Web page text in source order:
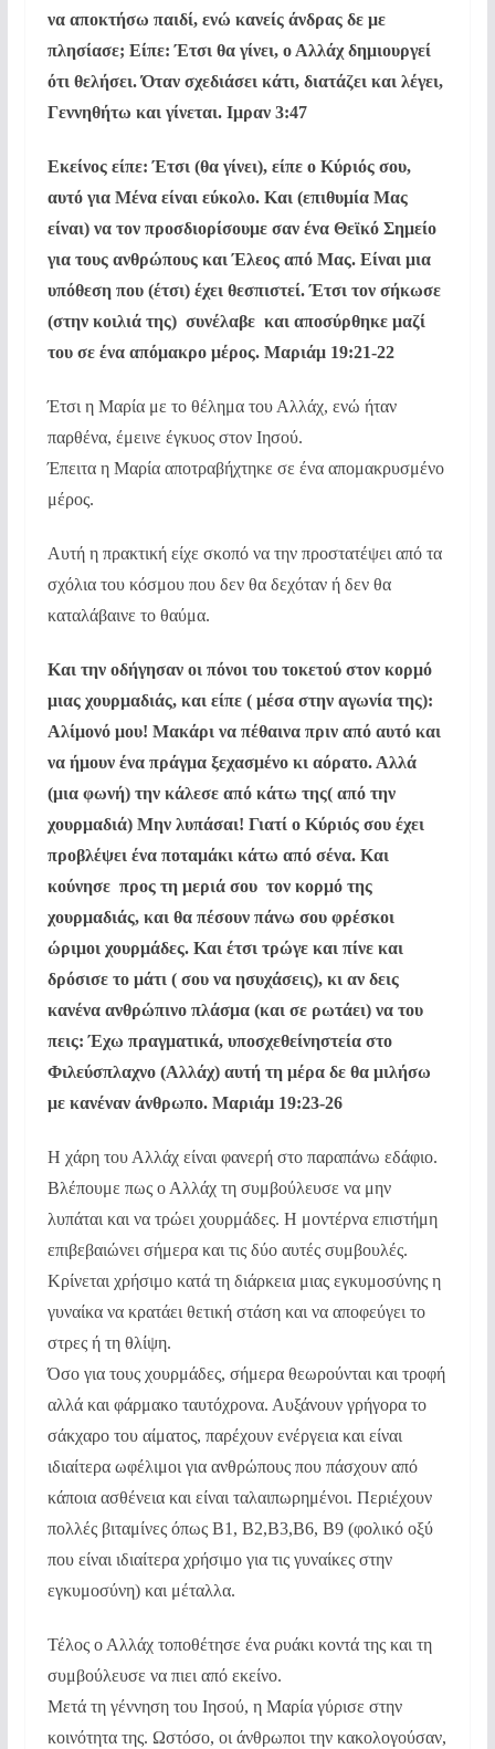
να αποκτήσω παιδί, ενώ κανείς άνδρας δε με
πλησίασε; Είπε: Έτσι θα γίνει, ο Αλλάχ δημιουργεί
ότι θελήσει. Όταν σχεδιάσει κάτι, διατάζει και λέγει,
Γεννηθήτω και γίνεται. Ιμραν 3:47
Εκείνος είπε: Έτσι (θα γίνει), είπε ο Κύριός σου,
αυτό για Μένα είναι εύκολο. Και (επιθυμία Μας
είναι) να τον προσδιορίσουμε σαν ένα Θεϊκό Σημείο
για τους ανθρώπους και Έλεος από Μας. Είναι μια
υπόθεση που (έτσι) έχει θεσπιστεί. Έτσι τον σήκωσε
(στην κοιλιά της)  συνέλαβε  και αποσύρθηκε μαζί
του σε ένα απόμακρο μέρος. Μαριάμ 19:21-22
Έτσι η Μαρία με το θέλημα του Αλλάχ, ενώ ήταν
παρθένα, έμεινε έγκυος στον Ιησού.
Έπειτα η Μαρία αποτραβήχτηκε σε ένα απομακρυσμένο
μέρος.
Αυτή η πρακτική είχε σκοπό να την προστατέψει από τα
σχόλια του κόσμου που δεν θα δεχόταν ή δεν θα
καταλάβαινε το θαύμα.
Και την οδήγησαν οι πόνοι του τοκετού στον κορμό
μιας χουρμαδιάς, και είπε ( μέσα στην αγωνία της):
Αλίμονό μου! Μακάρι να πέθαινα πριν από αυτό και
να ήμουν ένα πράγμα ξεχασμένο κι αόρατο. Αλλά
(μια φωνή) την κάλεσε από κάτω της( από την
χουρμαδιά) Μην λυπάσαι! Γιατί ο Κύριός σου έχει
προβλέψει ένα ποταμάκι κάτω από σένα. Και
κούνησε  προς τη μεριά σου  τον κορμό της
χουρμαδιάς, και θα πέσουν πάνω σου φρέσκοι 
ώριμοι χουρμάδες. Και έτσι τρώγε και πίνε και
δρόσισε το μάτι ( σου να ησυχάσεις), κι αν δεις
κανένα ανθρώπινο πλάσμα (και σε ρωτάει) να του
πεις: Έχω πραγματικά, υποσχεθείνηστεία στο
Φιλεύσπλαχνο (Αλλάχ) αυτή τη μέρα δε θα μιλήσω
με κανέναν άνθρωπο. Μαριάμ 19:23-26
Η χάρη του Αλλάχ είναι φανερή στο παραπάνω εδάφιο.
Βλέπουμε πως ο Αλλάχ τη συμβούλευσε να μην
λυπάται και να τρώει χουρμάδες. Η μοντέρνα επιστήμη
επιβεβαιώνει σήμερα και τις δύο αυτές συμβουλές.
Κρίνεται χρήσιμο κατά τη διάρκεια μιας εγκυμοσύνης η
γυναίκα να κρατάει θετική στάση και να αποφεύγει το
στρες ή τη θλίψη.
Όσο για τους χουρμάδες, σήμερα θεωρούνται και τροφή
αλλά και φάρμακο ταυτόχρονα. Αυξάνουν γρήγορα το
σάκχαρο του αίματος, παρέχουν ενέργεια και είναι
ιδιαίτερα ωφέλιμοι για ανθρώπους που πάσχουν από
κάποια ασθένεια και είναι ταλαιπωρημένοι. Περιέχουν
πολλές βιταμίνες όπως Β1, Β2,Β3,Β6, Β9 (φολικό οξύ
που είναι ιδιαίτερα χρήσιμο για τις γυναίκες στην
εγκυμοσύνη) και μέταλλα.
Τέλος ο Αλλάχ τοποθέτησε ένα ρυάκι κοντά της και τη
συμβούλευσε να πιει από εκείνο.
Μετά τη γέννηση του Ιησού, η Μαρία γύρισε στην
κοινότητα της. Ωστόσο, οι άνθρωποι την κακολογούσαν,